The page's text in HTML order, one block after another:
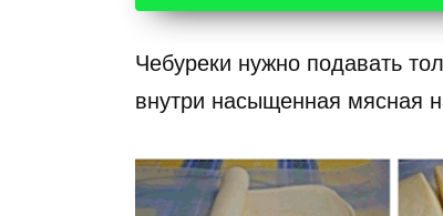
Чебуреки нужно подавать
внутри насыщенная мясная